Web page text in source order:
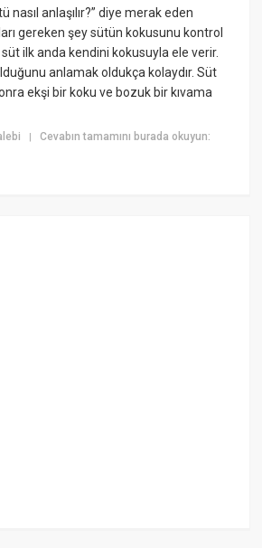
nasıl anlaşılır?” diye merak eden
gereken şey sütün kokusunu kontrol
ilk anda kendini kokusuyla ele verir.
anlamak oldukça kolaydır. Süt
ekşi bir koku ve bozuk bir kıvama
|Cevabın tamamını burada okuyun: